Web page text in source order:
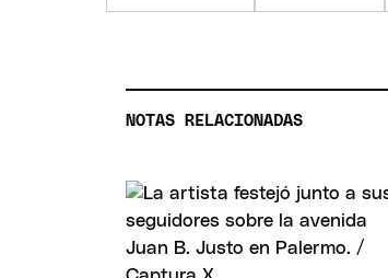
NOTAS RELACIONADAS